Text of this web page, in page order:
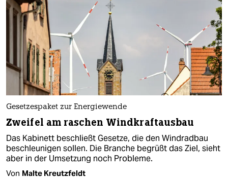
Gesetzespaket zur Energiewende
Zweifel am raschen Windkraftausbau
Das Kabinett beschließt Gesetze, die den Windradbau
beschleunigen sollen. Die Branche begrüßt das Ziel, sieht
aber in der Umsetzung noch Probleme.
Von Malte Kreutzfeldt